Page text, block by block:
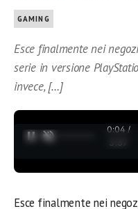
GAMING
Esce finalmente nei
serie in versione
invece, […]
0:04 /
3:37
Esce finalmente nei